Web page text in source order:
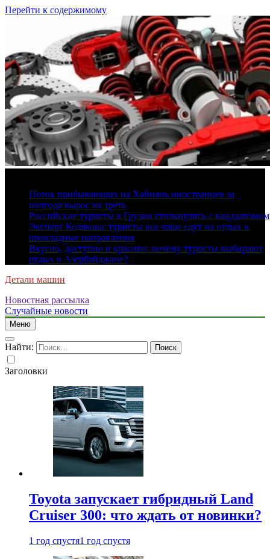
Перейти к содержимому
Поток прибывающих на Хайнань иностранцев за
полгода вырос на треть
Российские туристы в Грузии столкнулись с вандализмом
Эксперт Кодякова: туристы все чаще едут на отдых в
прохладные направления
Вкусно, доступно и красиво: почему туристы выбирают
отдых в Азербайджане?
Детали машин
Новостная рассылка
Случайные новости
Меню
Найти:
Заголовки
Toyota запускает гибридный Land
Cruiser 300: что ждать от новинки?
1 год спустя1 год спустя